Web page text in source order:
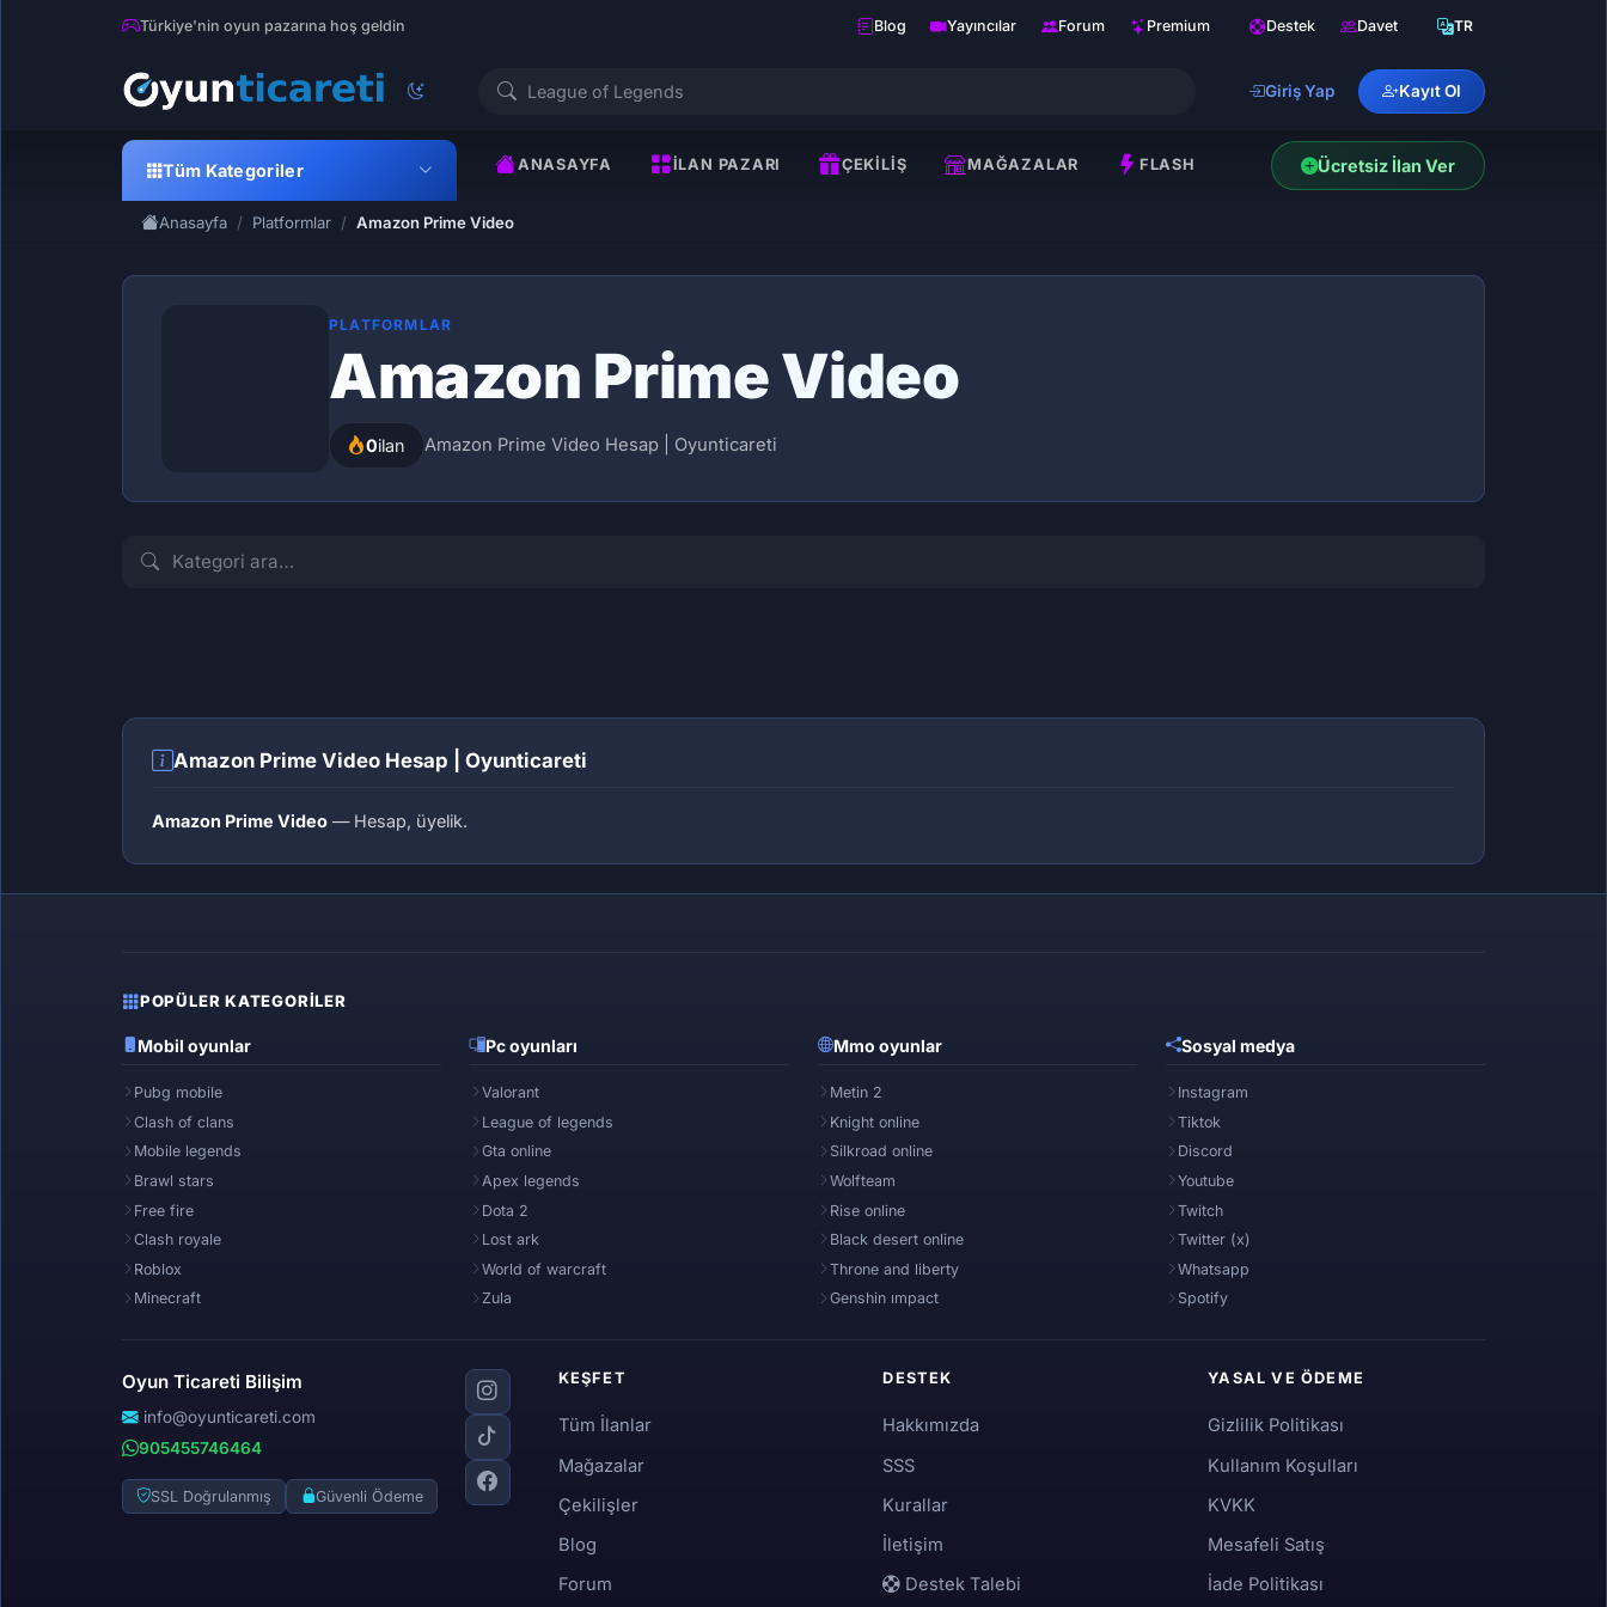
Türkiye'nin oyun pazarına hoş geldin Blog Yayıncılar Forum Premium Destek Davet TR
Giriş Yap Kayıt Ol
Tüm Kategoriler ANASAYFA İLAN PAZARI ÇEKILIŞ MAĞAZALAR FLASH Ücretsiz İlan Ver
Anasayfa Platformlar Amazon Prime Video
PLATFORMLAR
Amazon Prime Video
0ilan Amazon Prime Video Hesap | Oyunticareti
Amazon Prime Video Hesap | Oyunticareti
Amazon Prime Video — Hesap, üyelik.
POPÜLER KATEGORILER
Mobil oyunlar
Pubg mobile
Clash of clans
Mobile legends
Brawl stars
Free fire
Clash royale
Roblox
Minecraft
Pc oyunları
Valorant
League of legends
Gta online
Apex legends
Dota 2
Lost ark
World of warcraft
Zula
Mmo oyunlar
Metin 2
Knight online
Silkroad online
Wolfteam
Rise online
Black desert online
Throne and liberty
Genshin ımpact
Sosyal medya
Instagram
Tiktok
Discord
Youtube
Twitch
Twitter (x)
Whatsapp
Spotify
Oyun Ticareti Bilişim
info@oyunticareti.com
905455746464
SSL Doğrulanmış Güvenli Ödeme
KEŞFET
Tüm İlanlar
Mağazalar
Çekilişler
Blog
Forum
DESTEK
Hakkımızda
SSS
Kurallar
İletişim
Destek Talebi
YASAL VE ÖDEME
Gizlilik Politikası
Kullanım Koşulları
KVKK
Mesafeli Satış
İade Politikası